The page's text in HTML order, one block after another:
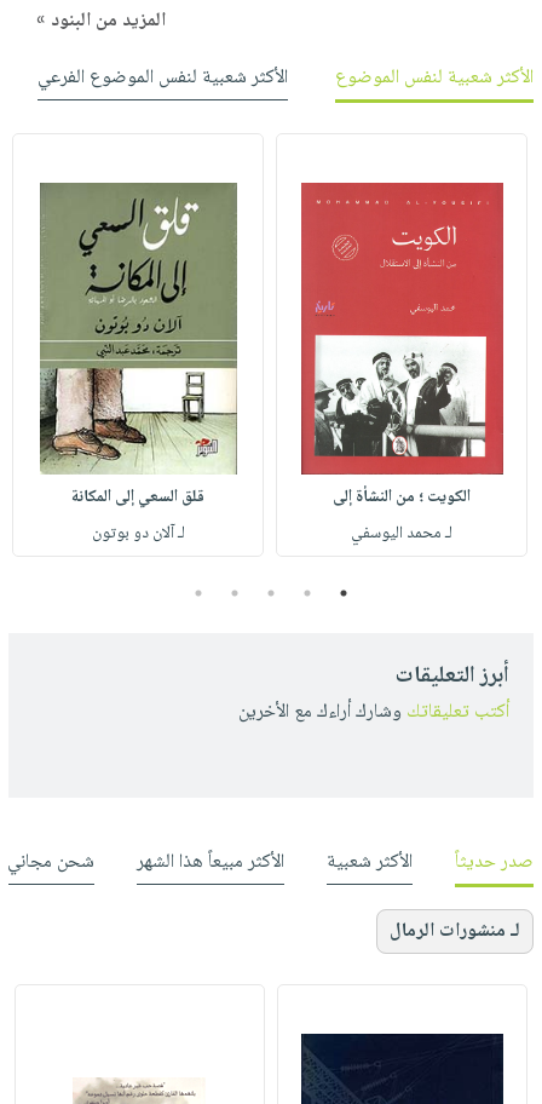
المزيد من البنود »
الأكثر شعبية لنفس الموضوع
الأكثر شعبية لنفس الموضوع الفرعي
الكويت ؛ من النشأة إلى
لـ محمد اليوسفي
قلق السعي إلى المكانة
لـ آلان دو بوتون
1
2
3
4
5
أبرز التعليقات
أكتب تعليقاتك وشارك أراءك مع الأخرين
صدر حديثاً الأكثر شعبية الأكثر مبيعاً هذا الشهر شحن مجاني
لـ منشورات الرمال